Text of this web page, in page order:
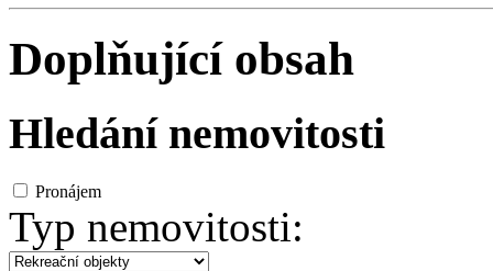
Doplňující obsah
Hledání nemovitosti
Pronájem
Typ nemovitosti: